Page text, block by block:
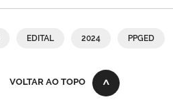
EDITAL 2024 PPGED
VOLTAR AO TOPO